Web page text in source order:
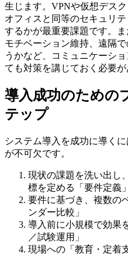
生じます。VPNや仮想デス
オフィスと同等のセキュリ
するかが最重要課題です。
モチベーション維持、遠隔
うかなど、コミュニケーシ
ても対策を講じておく必要が
導入成功のための
テップ
システム導入を成功に導く
が不可欠です。
現状の課題を洗い出し
標を定める「要件定義」
要件に基づき、複数の
ンダー比較」
導入前に小規模で効果
／試験運用」
現場への「教育・定着